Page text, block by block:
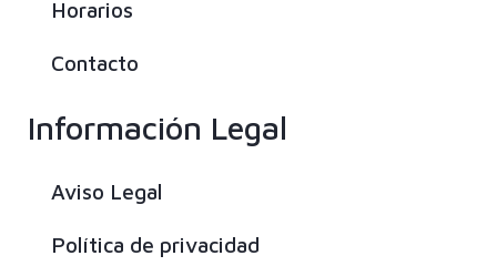
Horarios
Contacto
Información Legal
Aviso Legal
Política de privacidad